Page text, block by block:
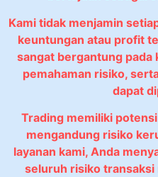
Kami tidak menjamin
keuntungan atau profit
sangat bergantung pada
pemahaman risiko,
dapat
Trading memiliki
mengandung risiko
layanan kami, Anda
seluruh risiko